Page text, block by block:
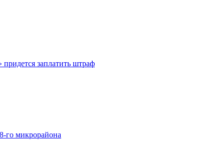
придется заплатить штраф
го микрорайона